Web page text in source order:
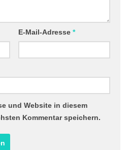
E-Mail-Adresse *
und Website in diesem
Kommentar speichern.